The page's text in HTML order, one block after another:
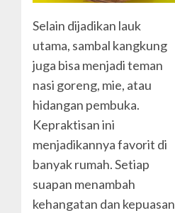
Selain dijadikan lauk
utama, sambal kangkung
juga bisa menjadi teman
nasi goreng, mie, atau
hidangan pembuka.
Kepraktisan ini
menjadikannya favorit di
banyak rumah. Setiap
suapan menambah
kehangatan dan kepuasan